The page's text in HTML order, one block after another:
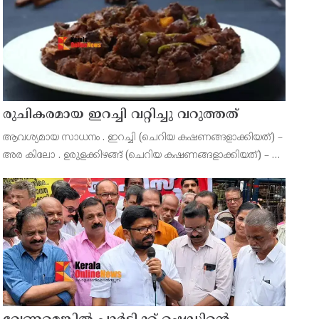
രുചികരമായ ഇറച്ചി വറ്റിച്ചു വറുത്തത്
ആവശ്യമായ സാധനം . ഇറച്ചി (ചെറിയ കഷണങ്ങളാക്കിയത്) –
അര കിലോ . ഉരുളക്കിഴങ്ങ് (ചെറിയ കഷണങ്ങളാക്കിയത്) – 2
ഡിസേർട്ട് സ്പൂൺ . കടുക് – ഒരു ടീസ്പൂൺ . ഉപ്പ്